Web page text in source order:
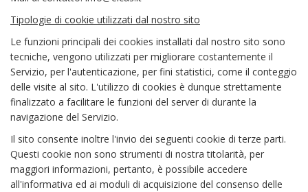
Tipologie di cookie utilizzati dal nostro sito
Le funzioni principali dei cookies installati dal nostro sito sono
tecniche, vengono utilizzati per migliorare costantemente il
Servizio, per l'autenticazione, per fini statistici, come il conteggio
delle visite al sito. L'utilizzo di cookies è dunque strettamente
finalizzato a facilitare le funzioni del server di durante la
navigazione del Servizio.
Il sito consente inoltre l'invio dei seguenti cookie di terze parti.
Questi cookie non sono strumenti di nostra titolarità, per
maggiori informazioni, pertanto, è possibile accedere
all'informativa ed ai moduli di acquisizione del consenso delle